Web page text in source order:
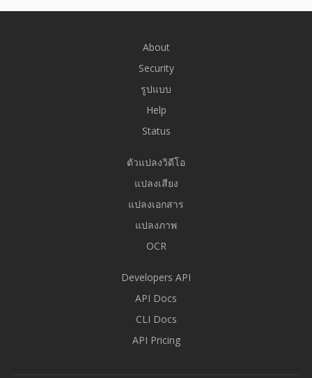
About
Security
รูปแบบ
Help
Status
ตัวแปลงวิดีโอ
แปลงเสียง
แปลงเอกสาร
แปลงภาพ
OCR
Developers API
API Docs
CLI Docs
API Pricing